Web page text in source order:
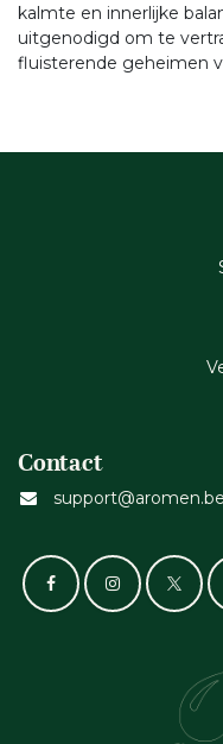
kalmte en innerlijke
uitgenodigd om te
fluisterende geheimen
Contact
support@aromen.be